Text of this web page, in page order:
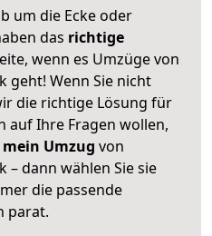
um die Ecke oder
das richtige
wenn es Umzüge von
geht! Wenn Sie nicht
die richtige Lösung für
auf Ihre Fragen wollen,
Umzug von
– dann wählen Sie sie
die passende
parat.